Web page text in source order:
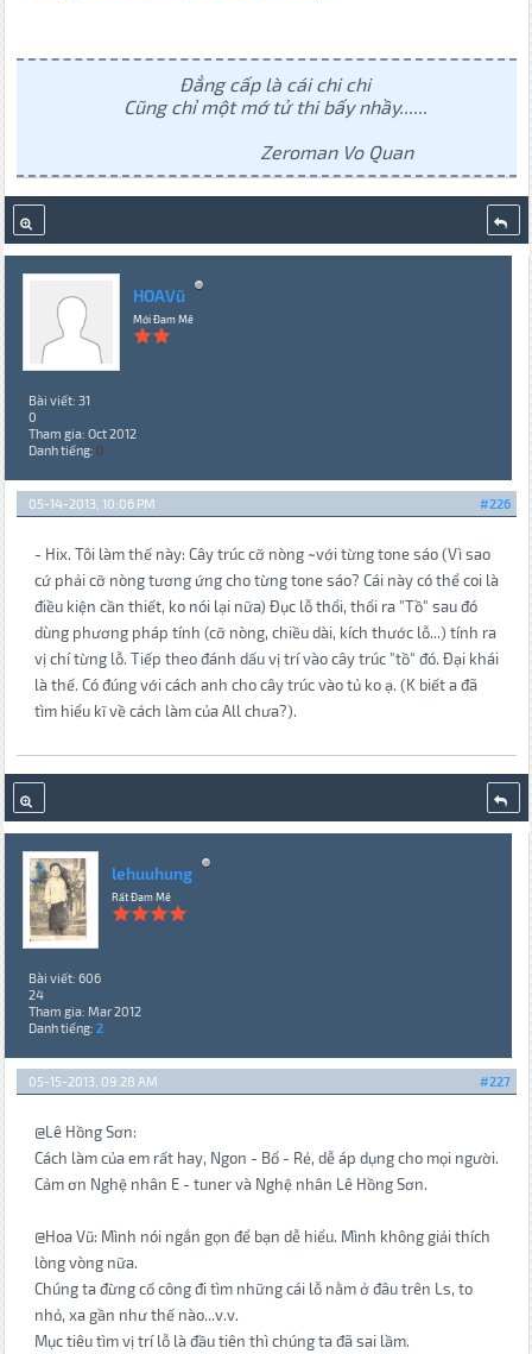
Đẳng cấp là cái chi chi
Cũng chỉ một mớ tử thi bấy nhầy......
Zeroman Vo Quan
HOAVũ
Mới Đam Mê
Bài viết: 31
0
Tham gia: Oct 2012
Danh tiếng: 0
#226
05-14-2013, 10:06 PM
- Hix. Tôi làm thế này: Cây trúc cỡ nòng ~với từng tone sáo (Vì sao
cứ phải cỡ nòng tương ứng cho từng tone sáo? Cái này có thể coi là
điều kiện cần thiết, ko nói lại nữa) Đục lỗ thổi, thổi ra "Tồ" sau đó
dùng phương pháp tính (cỡ nòng, chiều dài, kích thước lỗ...) tính ra
vị chí từng lỗ. Tiếp theo đánh dấu vị trí vào cây trúc "tồ" đó. Đại khái
là thế. Có đúng với cách anh cho cây trúc vào tủ ko ạ. (K biết a đã
tìm hiểu kĩ về cách làm của All chưa?).
lehuuhung
Rất Đam Mê
Bài viết: 606
24
Tham gia: Mar 2012
Danh tiếng: 2
#227
05-15-2013, 09:28 AM
@Lê Hồng Sơn:
Cách làm của em rất hay, Ngon - Bổ - Rẻ, dễ áp dụng cho mọi người.
Cảm ơn Nghệ nhân E - tuner và Nghệ nhân Lê Hồng Sơn.
@Hoa Vũ: Mình nói ngắn gọn để bạn dễ hiểu. Mình không giải thích
lòng vòng nữa.
Chúng ta đừng cố công đi tìm những cái lỗ nằm ở đâu trên Ls, to
nhỏ, xa gần như thế nào...v.v.
Mục tiêu tìm vị trí lỗ là đầu tiên thì chúng ta đã sai lầm.